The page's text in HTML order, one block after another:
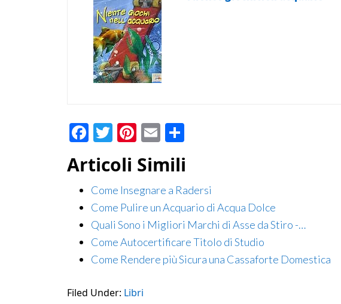
Facebook
Twitter
Pinterest
Email
Articoli Simili
Come Insegnare a Radersi
Come Pulire un Acquario di Acqua Dolce
Quali Sono i Migliori Marchi di Asse da Stiro -…
Come Autocertificare Titolo di Studio
Come Rendere più Sicura una Cassaforte Domestica​
Filed Under: Libri